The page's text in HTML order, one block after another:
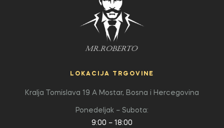
LOKACIJA TRGOVINE
Kralja Tomislava 19 A Mostar, Bosna i Hercegovina
Ponedeljak – Subota:
9:00 – 18:00